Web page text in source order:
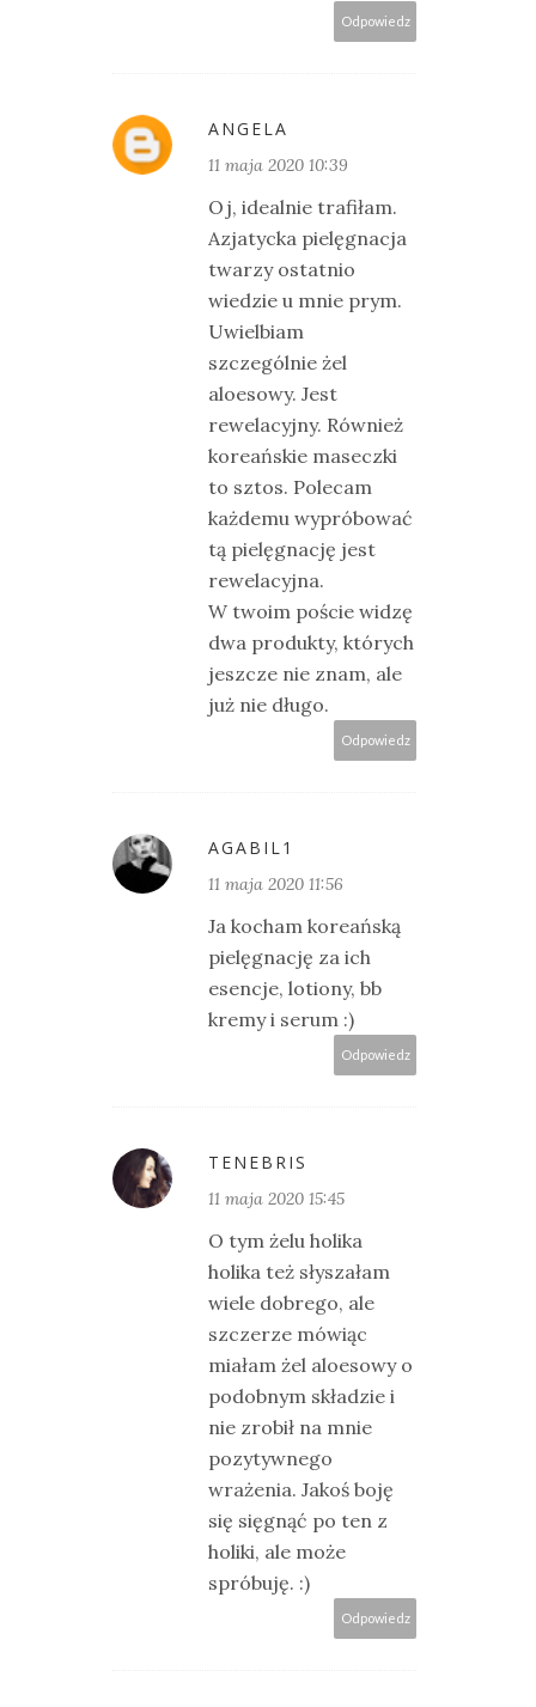
Odpowiedz
ANGELA
11 maja 2020 10:39
Oj, idealnie trafiłam.
Azjatycka pielęgnacja
twarzy ostatnio
wiedzie u mnie prym.
Uwielbiam
szczególnie żel
aloesowy. Jest
rewelacyjny. Również
koreańskie maseczki
to sztos. Polecam
każdemu wypróbować
tą pielęgnację jest
rewelacyjna.
W twoim poście widzę
dwa produkty, których
jeszcze nie znam, ale
już nie długo.
Odpowiedz
AGABIL1
11 maja 2020 11:56
Ja kocham koreańską
pielęgnację za ich
esencje, lotiony, bb
kremy i serum :)
Odpowiedz
TENEBRIS
11 maja 2020 15:45
O tym żelu holika
holika też słyszałam
wiele dobrego, ale
szczerze mówiąc
miałam żel aloesowy o
podobnym składzie i
nie zrobił na mnie
pozytywnego
wrażenia. Jakoś boję
się sięgnąć po ten z
holiki, ale może
spróbuję. :)
Odpowiedz